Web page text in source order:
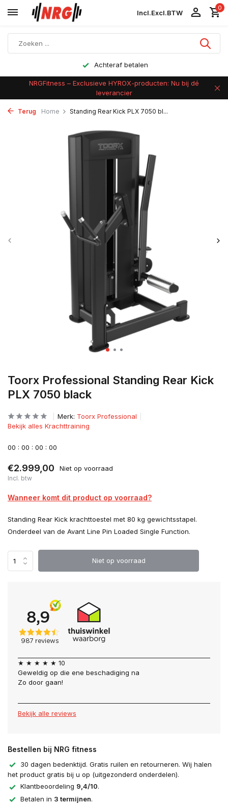
Incl.Excl.BTW
0
Achteraf betalen
NRGFitness – Exclusieve HYROX-producten: Nu bij dé
leverancier
Terug Home Standing Rear Kick PLX 7050 bl...
Toorx Professional Standing Rear Kick
PLX 7050 black
Merk: Toorx Professional
Bekijk alles Krachttraining
00 : 00 : 00 : 00
€2.999,00 Niet op voorraad
Incl. btw
Wanneer komt dit product op voorraad?
Standing Rear Kick krachttoestel met 80 kg gewichtsstapel.
Onderdeel van de Avant Line Pin Loaded Single Function.
Niet op voorraad
★ ★ ★ ★ ★ 10
Geweldig op die ene beschadiging na
Zo door gaan!
Bekijk alle reviews
Bestellen bij NRG fitness
30 dagen bedenktijd. Gratis ruilen en retourneren. Wij halen
het product gratis bij u op (uitgezonderd onderdelen).
Klantbeoordeling 9,4/10.
Betalen in 3 termijnen.